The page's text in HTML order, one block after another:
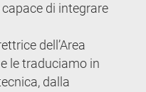
di integrare
dell’Area
le traduciamo in
dalla